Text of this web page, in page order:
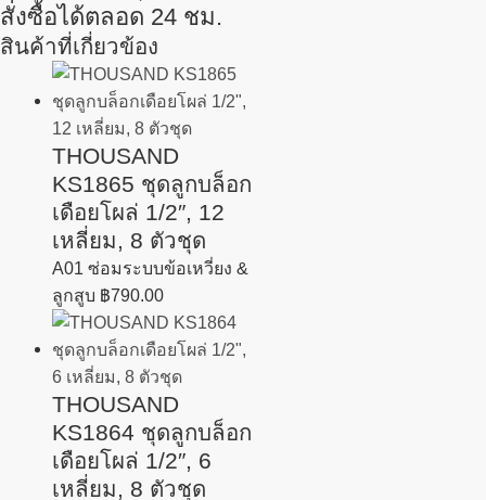
สั่งซื้อได้ตลอด 24 ชม.
สินค้าที่เกี่ยวข้อง
THOUSAND
KS1865 ชุดลูกบล็อก
เดือยโผล่ 1/2″, 12
เหลี่ยม, 8 ตัวชุด
A01 ซ่อมระบบข้อเหวี่ยง &
ลูกสูบ ฿790.00
THOUSAND
KS1864 ชุดลูกบล็อก
เดือยโผล่ 1/2″, 6
เหลี่ยม, 8 ตัวชุด